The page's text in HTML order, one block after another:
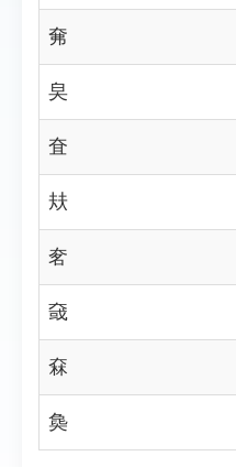
㚕
㚖
㚗
㚘
㚚
㚜
㚞
㚟